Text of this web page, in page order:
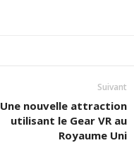
Suivant
Une nouvelle attraction
utilisant le Gear VR au
Royaume Uni